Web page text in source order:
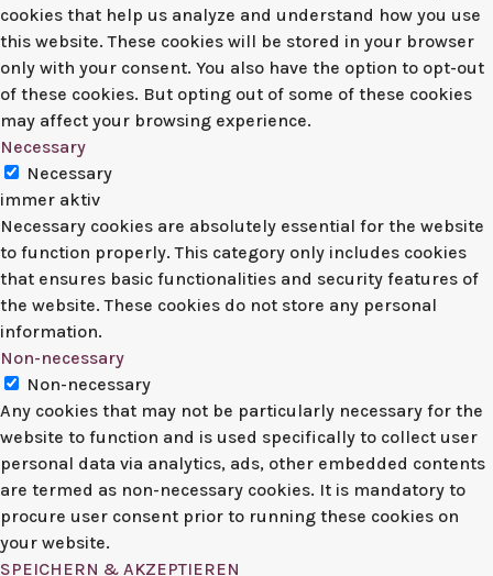
cookies that help us analyze and understand how you use
this website. These cookies will be stored in your browser
only with your consent. You also have the option to opt-out
of these cookies. But opting out of some of these cookies
may affect your browsing experience.
Necessary
Necessary
immer aktiv
Necessary cookies are absolutely essential for the website
to function properly. This category only includes cookies
that ensures basic functionalities and security features of
the website. These cookies do not store any personal
information.
Non-necessary
Non-necessary
Any cookies that may not be particularly necessary for the
website to function and is used specifically to collect user
personal data via analytics, ads, other embedded contents
are termed as non-necessary cookies. It is mandatory to
procure user consent prior to running these cookies on
your website.
SPEICHERN & AKZEPTIEREN